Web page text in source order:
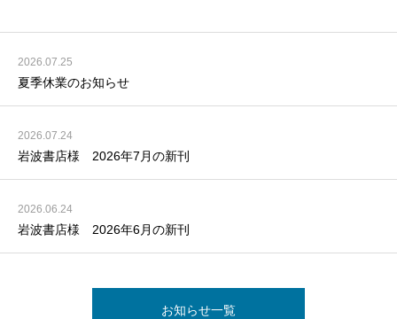
2026.07.25
夏季休業のお知らせ
2026.07.24
岩波書店様 2026年7月の新刊
2026.06.24
岩波書店様 2026年6月の新刊
お知らせ一覧